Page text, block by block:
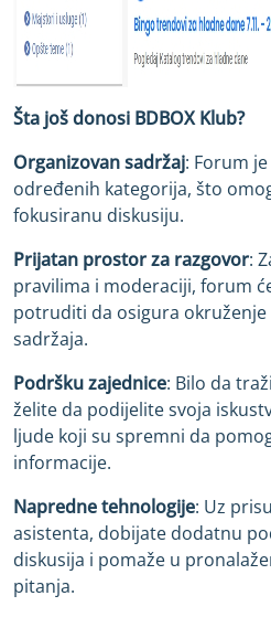
Šta još donosi BDBOX Klub?
Organizovan sadržaj: Forum
određenih kategorija, što
fokusiranu diskusiju.
Prijatan prostor za razgovor:
pravilima i moderaciji, forum
potruditi da osigura
sadržaja.
Podršku zajednice: Bilo da
želite da podijelite svoja
ljude koji su spremni da
informacije.
Napredne tehnologije: Uz
asistenta, dobijate dodatnu
diskusija i pomaže u
pitanja.